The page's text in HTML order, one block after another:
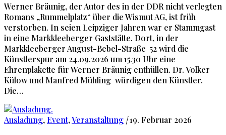
Werner Bräunig, der Autor des in der DDR nicht verlegten
Romans „Rummelplatz“ über die Wismut AG, ist früh
verstorben. In seien Leipziger Jahren war er Stammgast
in eine Markkleeberger Gaststätte. Dort, in der
Markkleeberger August-Bebel-Straße 52 wird die
Künstlerspur am 24.09.2026 um 15.30 Uhr eine
Ehrenplakette für Werner Bräunig enthüllen. Dr. Volker
Külow und Manfred Mühling würdigen den Künstler.
Die…
Ausladung,Event,Veranstaltung |19. Februar 2026